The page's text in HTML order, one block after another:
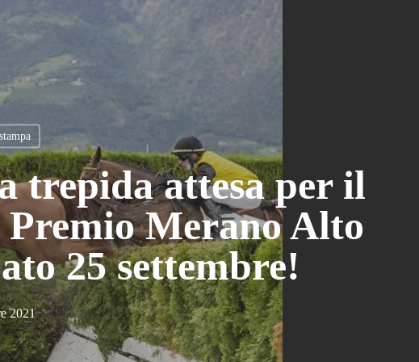
trepida attesa per il
Premio Merano Alto
25 settembre!
2021